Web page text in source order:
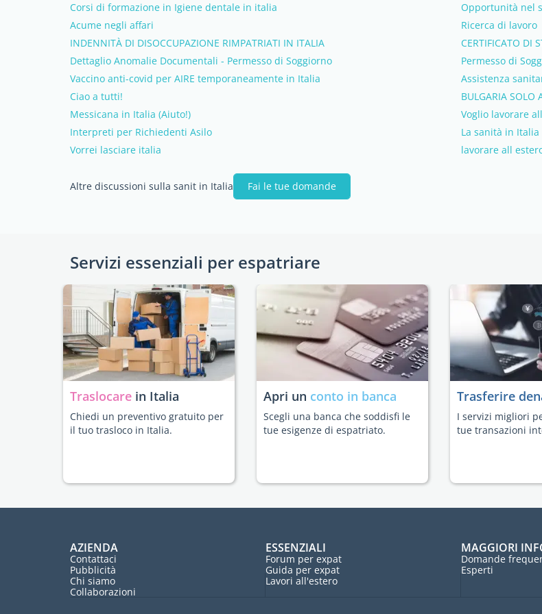
Corsi di formazione in Igiene dentale in italia
Opportunità nel
Acume negli affari
Ricerca di lavoro
INDENNITÀ DI DISOCCUPAZIONE RIMPATRIATI IN ITALIA
CERTIFICATO DI
Dettaglio Anomalie Documentali - Permesso di Soggiorno
Permesso di
Vaccino anti-covid per AIRE temporaneamente in Italia
Assistenza
Ciao a tutti!
BULGARIA SOLO
Messicana in Italia (Aiuto!)
Voglio lavorare
Interpreti per Richiedenti Asilo
La sanità in Italia
Vorrei lasciare italia
lavorare all
Altre discussioni sulla sanit in Italia Fai le tue domande
Servizi essenziali per espatriare
Traslocare in Italia
Chiedi un preventivo gratuito per
il tuo trasloco in Italia.
Apri un conto in banca
Scegli una banca che soddisfi le
tue esigenze di espatriato.
Trasferire
I servizi migliori
tue transazioni
AZIENDA
Contattaci
Pubblicità
Chi siamo
Collaborazioni
ESSENZIALI
Forum per expat
Guida per expat
Lavori all'estero
MAGGIORI
Domande
Esperti